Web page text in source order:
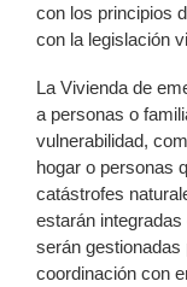
con los principios
con la legislación
La Vivienda de
a personas o
vulnerabilidad,
hogar o personas
catástrofes
estarán
serán
coordinación con